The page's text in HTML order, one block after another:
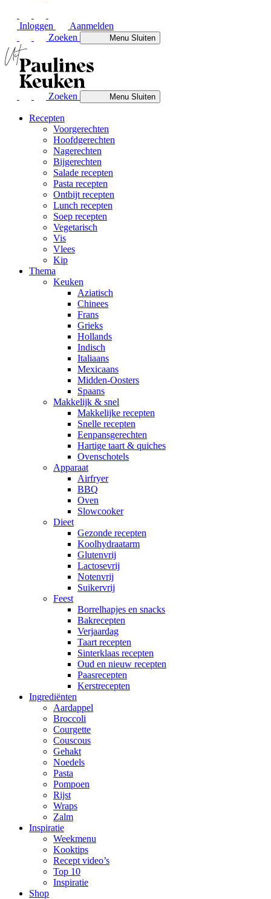
Inloggen
Aanmelden
Zoeken
MenuSluiten
Zoeken MenuSluiten
Recepten
Voorgerechten
Hoofdgerechten
Nagerechten
Bijgerechten
Salade recepten
Pasta recepten
Ontbijt recepten
Lunch recepten
Soep recepten
Vegetarisch
Vis
Vlees
Kip
Thema
Keuken
Aziatisch
Chinees
Frans
Grieks
Hollands
Indisch
Italiaans
Mexicaans
Midden-Oosters
Spaans
Makkelijk & snel
Makkelijke recepten
Snelle recepten
Eenpansgerechten
Hartige taart & quiches
Ovenschotels
Apparaat
Airfryer
BBQ
Oven
Slowcooker
Dieet
Gezonde recepten
Koolhydraatarm
Glutenvrij
Lactosevrij
Notenvrij
Suikervrij
Feest
Borrelhapjes en snacks
Bakrecepten
Verjaardag
Taart recepten
Sinterklaas recepten
Oud en nieuw recepten
Paasrecepten
Kerstrecepten
Ingrediënten
Aardappel
Broccoli
Courgette
Couscous
Gehakt
Noedels
Pasta
Pompoen
Rijst
Wraps
Zalm
Inspiratie
Weekmenu
Kooktips
Recept video’s
Top 10
Inspiratie
Shop